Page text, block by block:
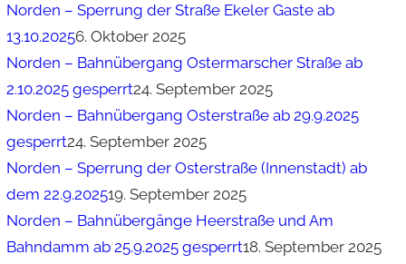
Norden – Sperrung der Straße Ekeler Gaste ab
13.10.20256. Oktober 2025
Norden – Bahnübergang Ostermarscher Straße ab
2.10.2025 gesperrt24. September 2025
Norden – Bahnübergang Osterstraße ab 29.9.2025
gesperrt24. September 2025
Norden – Sperrung der Osterstraße (Innenstadt) ab
dem 22.9.202519. September 2025
Norden – Bahnübergänge Heerstraße und Am
Bahndamm ab 25.9.2025 gesperrt18. September 2025